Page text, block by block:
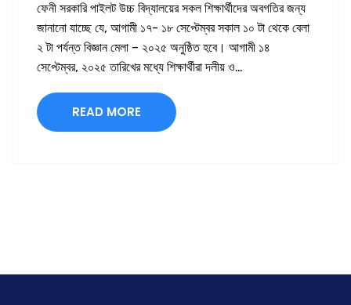
ফেনী সরকারি পাইলট উচ্চ বিদ্যালয়ের সকল শিক্ষার্থীদের অবগতির জন্য
জানানো যাচ্ছে যে, আগামী ১৭- ১৮ সেপ্টেম্বর সকাল ১০ টা থেকে বেলা
২ টা পর্যন্ত বিজ্ঞান মেলা – ২০২৫ অনুষ্ঠিত হবে। আগামী ১৪
সেপ্টেম্বর, ২০২৫ তারিখের মধ্যে শিক্ষার্থীরা দলীয় ও…
READ MORE